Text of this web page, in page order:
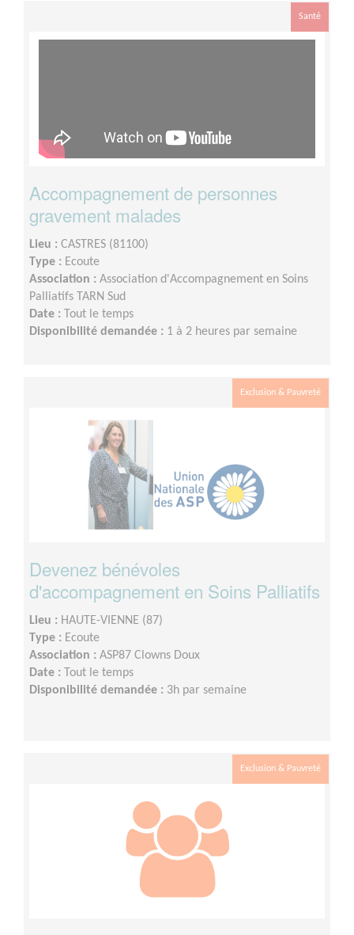
Santé
Accompagnement de personnes
gravement malades
Lieu : CASTRES (81100)
Type : Ecoute
Association : Association d'Accompagnement en Soins
Palliatifs TARN Sud
Date :
Tout le temps
Disponibilité demandée : 1 à 2 heures par semaine
Exclusion & Pauvreté
Devenez bénévoles
d'accompagnement en Soins Palliatifs
Lieu : HAUTE-VIENNE (87)
Type : Ecoute
Association : ASP87 Clowns Doux
Date :
Tout le temps
Disponibilité demandée : 3h par semaine
Exclusion & Pauvreté